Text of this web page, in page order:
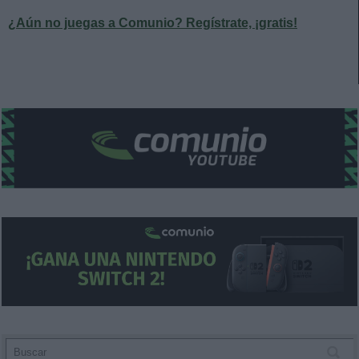
¿Aún no juegas a Comunio? Regístrate, ¡gratis!